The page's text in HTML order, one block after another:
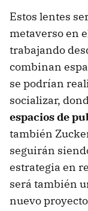
Estos lentes
metaverso en
trabajando
combinan
se podrían
socializar,
espacios de
también
seguirán
estrategia en
será también
nuevo